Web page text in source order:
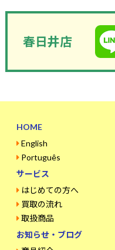
春日井店
HOME
English
Português
サービス
はじめての方へ
買取の流れ
取扱商品
お知らせ・ブログ